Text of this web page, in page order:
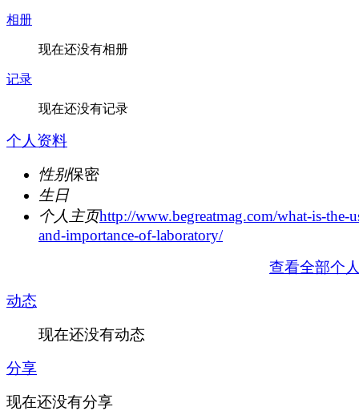
相册
现在还没有相册
记录
现在还没有记录
个人资料
性别保密
生日
个人主页http://www.begreatmag.com/what-is-the-
and-importance-of-laboratory/
查看全部个
动态
现在还没有动态
分享
现在还没有分享